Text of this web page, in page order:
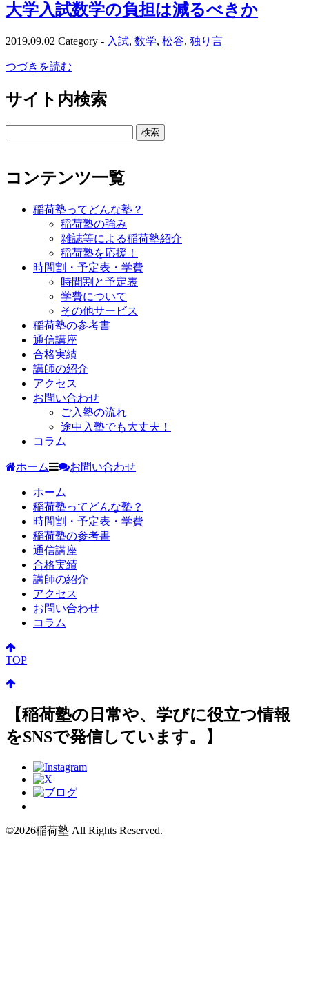
大学入試数学の負担は減るべきか
2019.09.02 Category - 入試, 数学, 松谷, 独り言
つづきを読む
サイト内検索
コンテンツ一覧
稲荷塾ってどんな塾？
稲荷塾の強み
雑誌等による稲荷塾紹介
稲荷塾を応援！
時間割・予定表・学費
時間割と予定表
学費について
その他サービス
稲荷塾の参考書
通信講座
合格実績
講師の紹介
アクセス
お問い合わせ
ご入塾の流れ
途中入塾でも大丈夫！
コラム
ホーム お問い合わせ
ホーム
稲荷塾ってどんな塾？
時間割・予定表・学費
稲荷塾の参考書
通信講座
合格実績
講師の紹介
アクセス
お問い合わせ
コラム
TOP
【稲荷塾の日常や、学びに役立つ情報
をSNSで発信しています。】
©2026稲荷塾 All Rights Reserved.